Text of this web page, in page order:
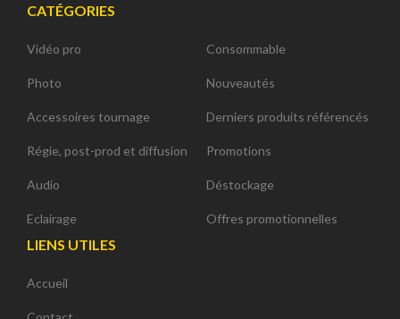
CATÉGORIES
Vidéo pro
Photo
Accessoires tournage
Régie, post-prod et diffusion
Audio
Eclairage
Consommable
Nouveautés
Derniers produits référencés
Promotions
Déstockage
Offres promotionnelles
LIENS UTILES
Accueil